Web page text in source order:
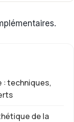
: techniques,
de la